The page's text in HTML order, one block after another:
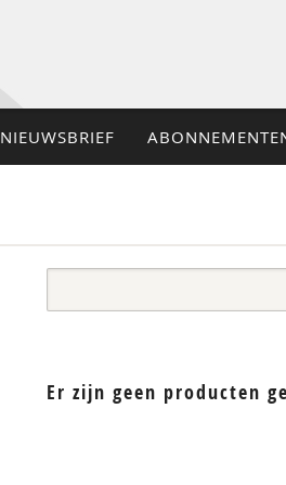
NIEUWSBRIEF
Er zijn geen producten